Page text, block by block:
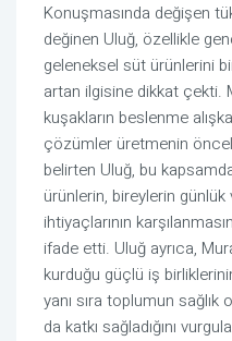
Konuşmasında değişen
değinen Uluğ, özellikle
geleneksel süt ürünlerini
artan ilgisine dikkat çekti.
kuşakların beslenme
çözümler üretmenin
belirten Uluğ, bu
ürünlerin, bireylerin
ihtiyaçlarının
ifade etti. Uluğ ayrıca,
kurduğu güçlü iş
yanı sıra toplumun sağlık
da katkı sağladığını